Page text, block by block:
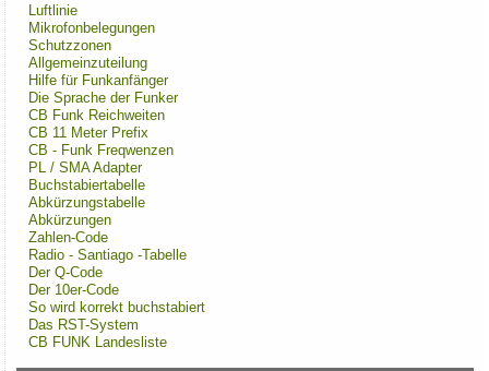
Luftlinie
Mikrofonbelegungen
Schutzzonen
Allgemeinzuteilung
Hilfe für Funkanfänger
Die Sprache der Funker
CB Funk Reichweiten
CB 11 Meter Prefix
CB - Funk Freqwenzen
PL / SMA Adapter
Buchstabiertabelle
Abkürzungstabelle
Abkürzungen
Zahlen-Code
Radio - Santiago -Tabelle
Der Q-Code
Der 10er-Code
So wird korrekt buchstabiert
Das RST-System
CB FUNK Landesliste